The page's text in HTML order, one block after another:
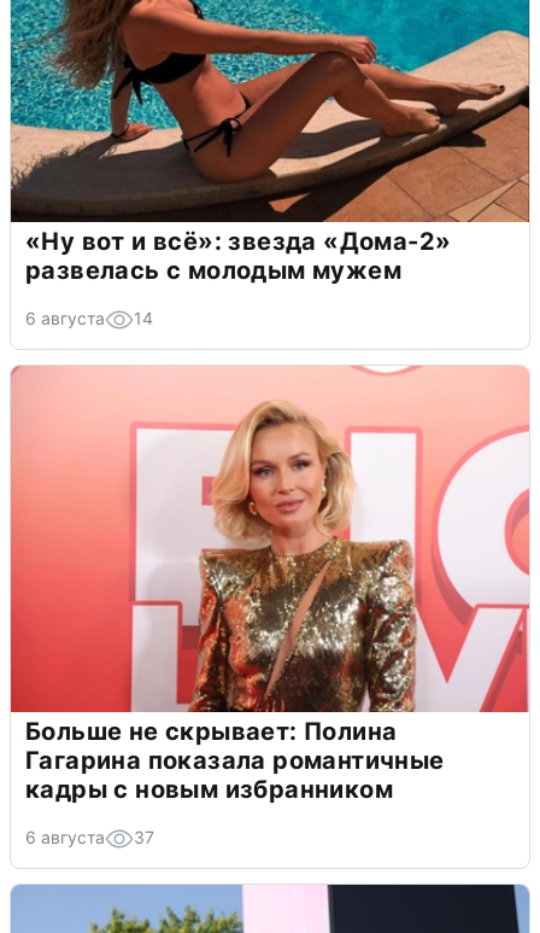
«Ну вот и всё»: звезда «Дома-2»
развелась с молодым мужем
6 августа 14
Больше не скрывает: Полина
Гагарина показала романтичные
кадры с новым избранником
6 августа 37